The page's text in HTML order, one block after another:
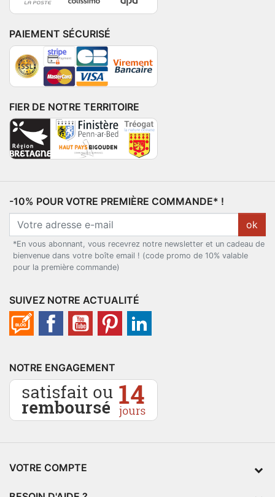
PAIEMENT SÉCURISÉ
FIER DE NOTRE TERRITOIRE
-10% POUR VOTRE PREMIÈRE COMMANDE* !
ok
*En vous abonnant, vous recevrez notre newsletter et un cadeau de
bienvenue dans votre boîte email ! (code promo de 10% valable
pour la première commande)
SUIVEZ NOTRE ACTUALITÉ
NOTRE ENGAGEMENT
VOTRE COMPTE